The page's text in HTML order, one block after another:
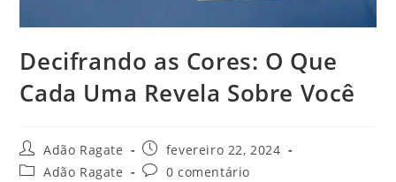
Decifrando as Cores: O Que
Cada Uma Revela Sobre Você
Adão Ragate
fevereiro 22, 2024
Adão Ragate
0 comentário